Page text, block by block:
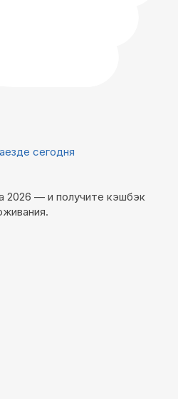
сегодня
2026 — и получите кэшбэк